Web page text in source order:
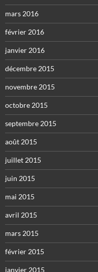
mars 2016
février 2016
janvier 2016
décembre 2015
novembre 2015
octobre 2015
septembre 2015
août 2015
juillet 2015
juin 2015
mai 2015
avril 2015
mars 2015
février 2015
janvier 2015